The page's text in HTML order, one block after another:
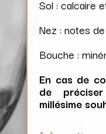
Sol : calcaire
Nez : notes
Bouche :
En cas de
de
millésime